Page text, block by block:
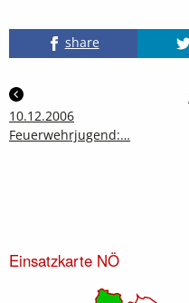
share
10.12.2006
Feuerwehrjugend:…
Einsatzkarte NÖ